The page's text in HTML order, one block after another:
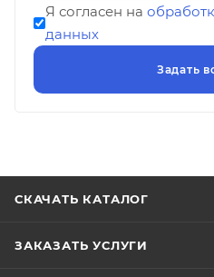
Я согласен на
данных
СКАЧАТЬ КАТАЛОГ
ЗАКАЗАТЬ УСЛУГИ